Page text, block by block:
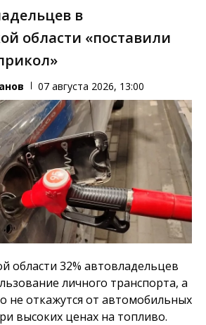
в
области «поставили
07 августа 2026, 13:00
области 32% автовладельцев
личного транспорта, а
не откажутся от автомобильных
высоких ценах на топливо.